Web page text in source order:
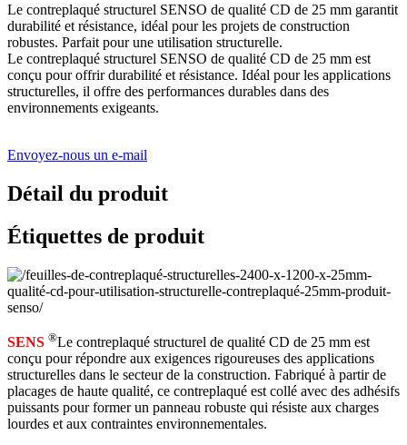
Le contreplaqué structurel SENSO de qualité CD de 25 mm garantit
durabilité et résistance, idéal pour les projets de construction
robustes. Parfait pour une utilisation structurelle.
Le contreplaqué structurel SENSO de qualité CD de 25 mm est
conçu pour offrir durabilité et résistance. Idéal pour les applications
structurelles, il offre des performances durables dans des
environnements exigeants.
Envoyez-nous un e-mail
Détail du produit
Étiquettes de produit
SENS ®Le contreplaqué structurel de qualité CD de 25 mm est
conçu pour répondre aux exigences rigoureuses des applications
structurelles dans le secteur de la construction. Fabriqué à partir de
placages de haute qualité, ce contreplaqué est collé avec des adhésifs
puissants pour former un panneau robuste qui résiste aux charges
lourdes et aux contraintes environnementales.